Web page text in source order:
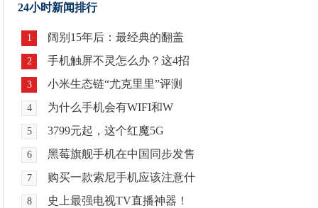
24小时新闻排行
1 阔别15年后：最经典的翻盖
2 手机触屏不灵怎么办？这4招
3 小米生态链“尤克里里”评测
4 为什么手机会有WIFI和W
5 3799元起，这个红魔5G
6 黑莓旗舰手机在中国同步发售
7 购买一款索尼手机应该注意什
8 史上最强电视TV直播神器！